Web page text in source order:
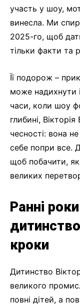
участь у шоу,
винесла. Ми
2025-го, щоб
тільки факти та
Її подорож –
може надихнути
часи, коли шоу
глибині,
чесності: вона
себе попри все.
щоб побачити,
великих
Ранні
кроки
Дитинство
великого
повні дітей, а